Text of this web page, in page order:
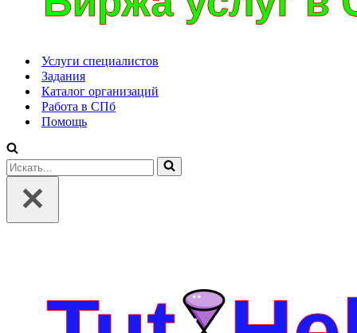
Услуги специалистов
Задания
Каталог организаций
Работа в СПб
Помощь
Искать...